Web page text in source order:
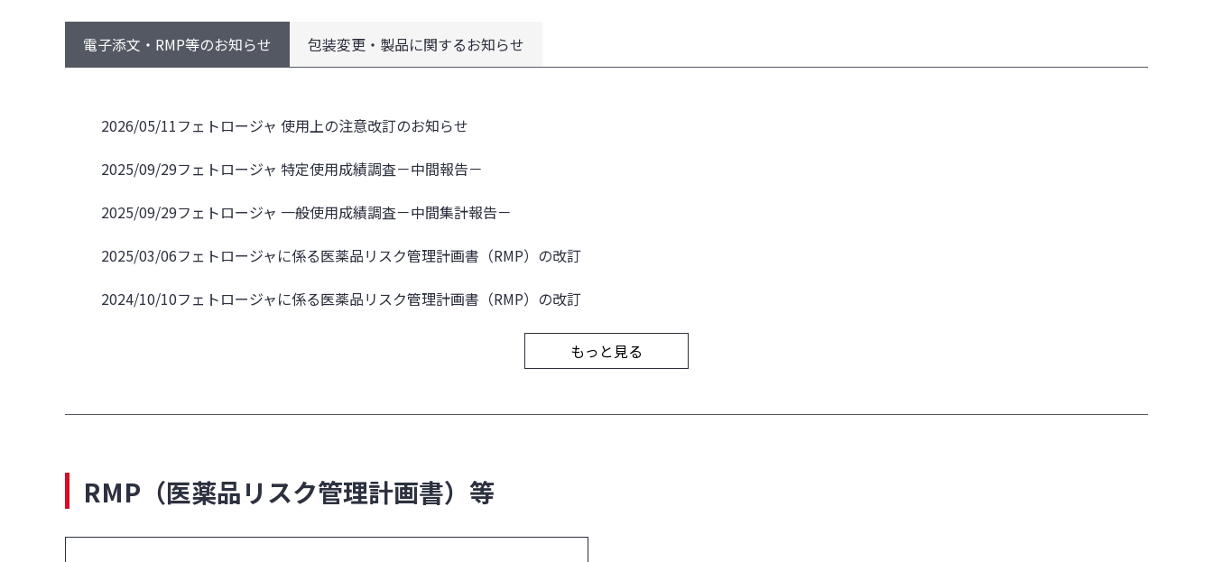
電子添文・RMP等のお知らせ 包装変更・製品に関するお知らせ
2026/05/11フェトロージャ 使用上の注意改訂のお知らせ
2025/09/29フェトロージャ 特定使用成績調査－中間報告－
2025/09/29フェトロージャ 一般使用成績調査－中間集計報告－
2025/03/06フェトロージャに係る医薬品リスク管理計画書（RMP）の改訂
2024/10/10フェトロージャに係る医薬品リスク管理計画書（RMP）の改訂
もっと見る
RMP（医薬品リスク管理計画書）等